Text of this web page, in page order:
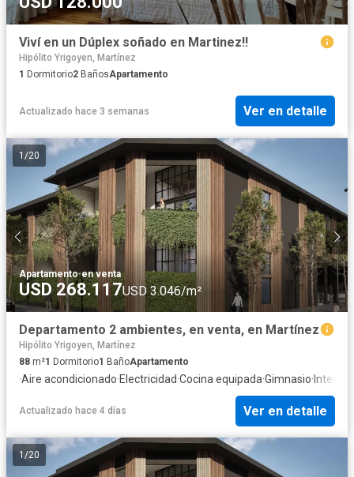
Viví en un Dúplex soñado en Martinez!!
Hipólito Yrigoyen, Martínez
1 Dormitorio2 BañosApartamento
Actualizado hace 3 semanas Ver en detalle
1 /20
Apartamento·en venta
USD 268.117USD 3.046/m²
Departamento 2 ambientes, en venta, en Martínez
Hipólito Yrigoyen, Martínez
88 m²1 Dormitorio1 BañoApartamento
·Aire acondicionado·Electricidad·Cocina equipada·Gimnasio·Internet
Actualizado hace 4 días Ver en detalle
1 /20